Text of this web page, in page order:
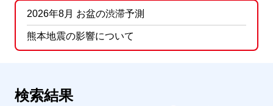
2026年8月 お盆の渋滞予測
熊本地震の影響について
検索結果